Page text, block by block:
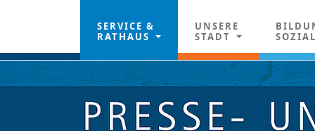
SERVICE &
RATHAUS
UNSERE
STADT